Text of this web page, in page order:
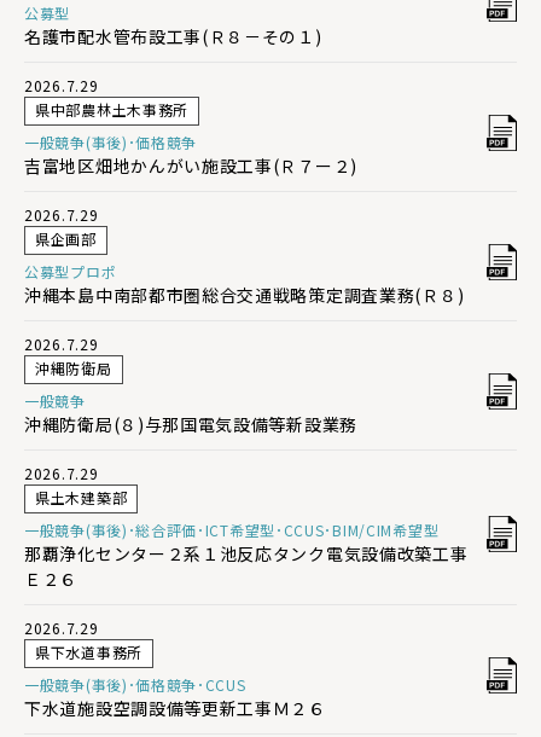
公募型
名護市配水管布設工事(Ｒ８－その１)
2026.7.29
県中部農林土木事務所
一般競争(事後)･価格競争
吉富地区畑地かんがい施設工事(Ｒ７ー２)
2026.7.29
県企画部
公募型プロポ
沖縄本島中南部都市圏総合交通戦略策定調査業務(Ｒ８)
2026.7.29
沖縄防衛局
一般競争
沖縄防衛局(８)与那国電気設備等新設業務
2026.7.29
県土木建築部
一般競争(事後)･総合評価･ICT希望型･CCUS･BIM/CIM希望型
那覇浄化センター２系１池反応タンク電気設備改築工事
Ｅ２６
2026.7.29
県下水道事務所
一般競争(事後)･価格競争･CCUS
下水道施設空調設備等更新工事Ｍ２６